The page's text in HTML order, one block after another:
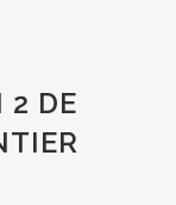
2 DE